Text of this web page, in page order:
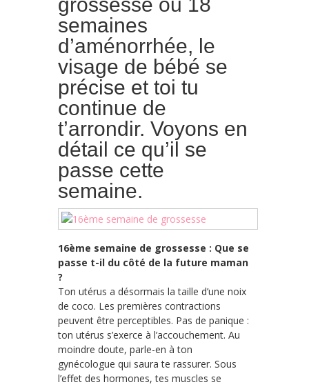
semaines
d’aménorrhée, le
visage de bébé se
précise et toi tu
continue de
t’arrondir. Voyons en
détail ce qu’il se
passe cette
semaine.
16ème semaine de grossesse : Que se
passe t-il du côté de la future maman
?
Ton utérus a désormais la taille d’une noix
de coco. Les premières contractions
peuvent être perceptibles. Pas de panique :
ton utérus s’exerce à l’accouchement. Au
moindre doute, parle-en à ton
gynécologue qui saura te rassurer. Sous
l’effet des hormones, tes muscles se